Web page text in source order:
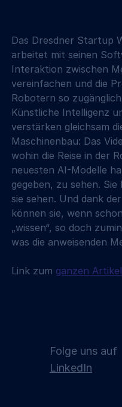
Das Dresdner Startup
arbeitet mit seinen
Interaktion zwischen
vereinfachen und die
Robotern so
Künstliche Intelligenz
verstärken gleichsam
Maschinenbau: Das
wohin die Reise in der
neuesten AI-Modelle
gegeben, zu sehen.
sie sehen. Und dank
können sie, wenn
„wissen“, so doch
was die anweisenden
Link zum ganzen Artikel
Folge uns auf
LinkedIn